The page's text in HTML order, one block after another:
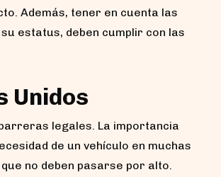
Además, tener en cuenta las
estatus, deben cumplir con las
Unidos
legales. La importancia
de un vehículo en muchas
no deben pasarse por alto.